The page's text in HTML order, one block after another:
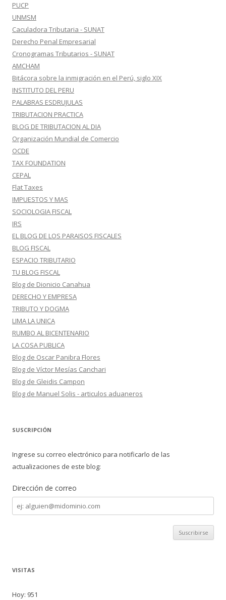
PUCP
UNMSM
Caculadora Tributaria - SUNAT
Derecho Penal Empresarial
Cronogramas Tributarios - SUNAT
AMCHAM
Bitácora sobre la inmigración en el Perú, siglo XIX
INSTITUTO DEL PERU
PALABRAS ESDRUJULAS
TRIBUTACION PRACTICA
BLOG DE TRIBUTACION AL DIA
Organización Mundial de Comercio
OCDE
TAX FOUNDATION
CEPAL
Flat Taxes
IMPUESTOS Y MAS
SOCIOLOGIA FISCAL
IRS
EL BLOG DE LOS PARAISOS FISCALES
BLOG FISCAL
ESPACIO TRIBUTARIO
TU BLOG FISCAL
Blog de Dionicio Canahua
DERECHO Y EMPRESA
TRIBUTO Y DOGMA
LIMA LA UNICA
RUMBO AL BICENTENARIO
LA COSA PUBLICA
Blog de Oscar Panibra Flores
Blog de Víctor Mesías Canchari
Blog de Gleidis Campon
Blog de Manuel Solis - articulos aduaneros
SUSCRIPCIÓN
Ingrese su correo electrónico para notificarlo de las
actualizaciones de este blog:
Dirección de correo
Dirección
de
correo
VISITAS
Hoy: 951